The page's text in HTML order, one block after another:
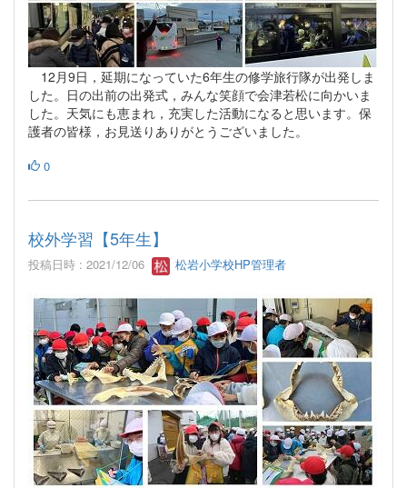
12月9日，延期になっていた6年生の修学旅行隊が出発しま
した。日の出前の出発式，みんな笑顔で会津若松に向かいま
した。天気にも恵まれ，充実した活動になると思います。保
護者の皆様，お見送りありがとうございました。
0
校外学習【5年生】
投稿日時 : 2021/12/06 松岩小学校HP管理者